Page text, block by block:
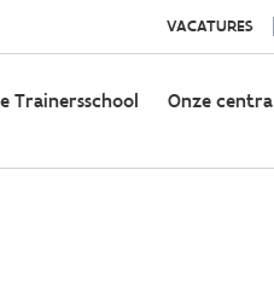
VACATURES
Trainersschool Onze centra